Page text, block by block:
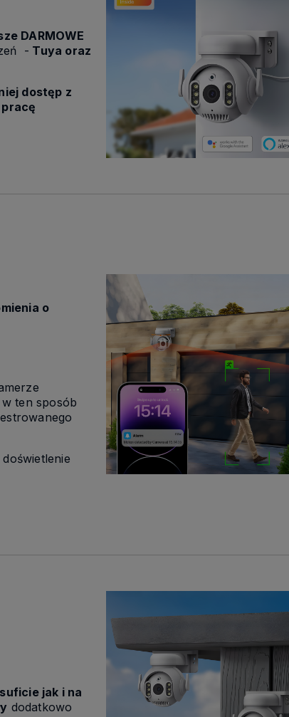
DARMOWE
- Tuya oraz
dostęp z
o
ten sposób
jak i na
dodatkowo